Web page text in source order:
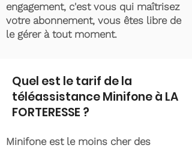
engagement, c'est vous qui maîtrisez
votre abonnement, vous êtes libre de
le gérer à tout moment.
Quel est le tarif de la
téléassistance Minifone à LA
FORTERESSE ?
Minifone est le moins cher des